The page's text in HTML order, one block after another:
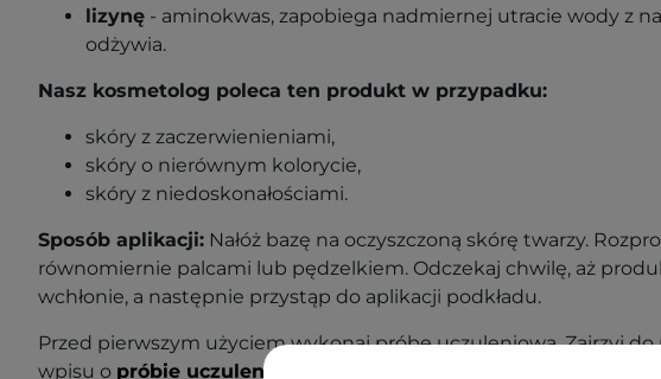
lizynę - aminokwas, zapobiega nadmiernej utracie wody z
odżywia.
Nasz kosmetolog poleca ten produkt w przypadku:
skóry z zaczerwienieniami,
skóry o nierównym kolorycie,
skóry z niedoskonałościami.
Sposób aplikacji: Nałóż bazę na oczyszczoną skórę twarzy.
równomiernie palcami lub pędzelkiem. Odczekaj chwilę, aż
wchłonie, a następnie przystąp do aplikacji podkładu.
Przed pierwszym użyciem wykonaj próbę uczuleniową. Zajrzyj do
wpisu o próbie uczuleniowej